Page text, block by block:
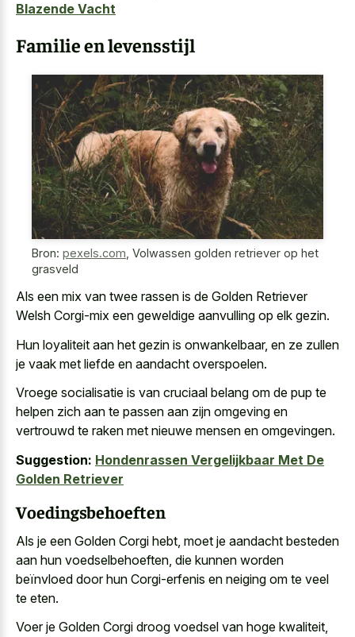
Blazende Vacht
Familie en levensstijl
Bron: pexels.com Volwassen golden retriever op het
grasveld
Als een mix van twee rassen is de Golden Retriever
Welsh Corgi-mix een geweldige aanvulling op elk gezin.
Hun loyaliteit aan het gezin is onwankelbaar, en ze zullen
je vaak met liefde en aandacht overspoelen.
Vroege socialisatie is van cruciaal belang om de pup te
helpen zich aan te passen aan zijn omgeving en
vertrouwd te raken met nieuwe mensen en omgevingen.
Suggestion: Hondenrassen Vergelijkbaar Met De
Golden Retriever
Voedingsbehoeften
Als je een Golden Corgi hebt, moet je aandacht besteden
aan hun voedselbehoeften, die kunnen worden
beïnvloed door hun Corgi-erfenis en neiging om te veel
te eten.
Voer je Golden Corgi droog voedsel van hoge kwaliteit,